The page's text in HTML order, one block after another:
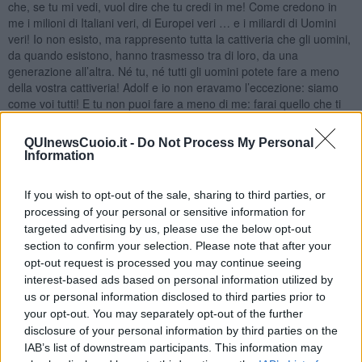
QUInewsCuoio.it - Do Not Process My Personal
Information
If you wish to opt-out of the sale, sharing to third parties, or
processing of your personal or sensitive information for
targeted advertising by us, please use the below opt-out
section to confirm your selection. Please note that after your
opt-out request is processed you may continue seeing
interest-based ads based on personal information utilized by
us or personal information disclosed to third parties prior to
your opt-out. You may separately opt-out of the further
disclosure of your personal information by third parties on the
IAB’s list of downstream participants. This information may
che, se tu mi vedi, vuol dire che tu credi in me! Come credono in
me i milioni di Italiani veri, di Europei veri … e i miliardi di Uomini
veri! Io non esisto, ma rappresento tutta la cattiveria che gli uomini,
da quando esistono, hanno trasmesso tra di loro, da una
generazione all’altra. Né tu, né tutti gli uomini potete fare a meno
della vostra cattiveria! Adolf e io non eravamo l’eccezione: siamo
come voi tutti! E tu non puoi fare a meno di me: farai quello che ti
quello che ti ho detto e lo metterai in pratica automaticamente.
Anche tu sei un burattino nelle mani del passato!
segnale che la luce dell’alba s’avvicina, perché vedo smorzare a
poco a poco l’effimera sua fiamma. Addio, addio. Ricordati, ricordati
di me.
(Svanisce)
GRU Ah, che schifo, che schifo!… E tu, mio cuore, reggi! E voi, mie
fibre, non cedete un sol attimo. Tenetemi… Ricordarmi di te,
povero spirito! Ma sì, finché avrà spazio la memoria, su questa
sfera di terra impazzita! Ricordarmi di te!… Cancellerò dalle pagine
della mia memoria tutti gli altri ricordi triti, frivoli, le parole dei libri, le
impressioni, le forme che su essa hanno stampato la giovinezza,